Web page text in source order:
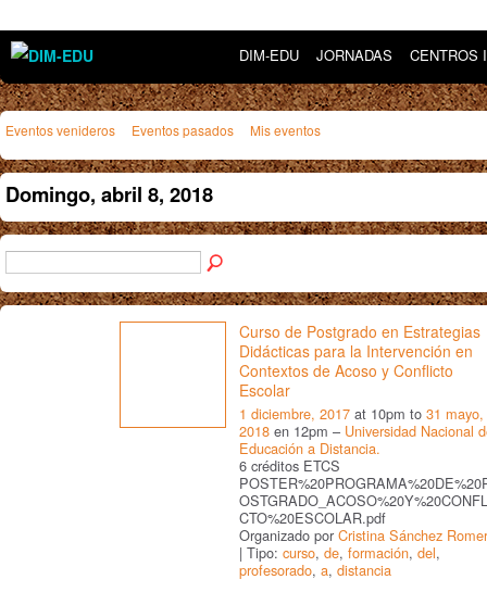
DIM-EDU JORNADAS CENTROS
Eventos venideros Eventos pasados Mis eventos
Domingo, abril 8, 2018
Curso de Postgrado en Estrategias
Didácticas para la Intervención en
Contextos de Acoso y Conflicto
Escolar
1 diciembre, 2017 at 10pm to 31 mayo,
2018 en 12pm – Universidad Nacional
Educación a Distancia.
6 créditos ETCS
CTO%20ESCOLAR.pdf
Organizado por Cristina Sánchez
| Tipo: curso, de, formación, del,
profesorado, a, distancia